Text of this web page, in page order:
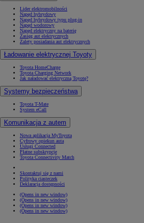
Lider elektromobilności
Napęd hybrydowy
Napęd hybrydowy typu plug-in
Napęd wodorowy
Napęd elektryczny na baterię
Zasięg aut elektrycznych
Zalety posiadania aut elektrycznych
Ładowanie elektrycznej Toyoty
Toyota HomeCharge
Toyota Charging Network
Jak naładować elektryczną Toyotę?
Systemy bezpieczeństwa
Toyota T-Mate
System eCall
Komunikacja z autem
Nowa aplikacja MyToyota
Cyfrowy opiekun auta
Usługi Connected
Płatne subskrypcje
Toyota Connectivity Match
Skontaktuj się z nami
Polityka ciasteczek
Deklaracja dostępności
(Opens in new window)
(Opens in new window)
(Opens in new window)
(Opens in new window)